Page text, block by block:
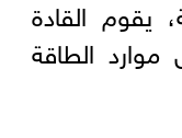
يقوم القادة
موارد الطاقة